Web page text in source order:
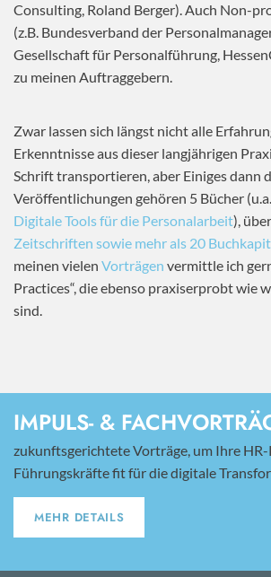
Consulting, Roland Berger). Auch Non-
(z.B. Bundesverband der
Gesellschaft für Personalführung,
zu meinen Auftraggebern.
Zwar lassen sich längst nicht alle
Erkenntnisse aus dieser langjährigen
Schrift transportieren, aber Einiges dann
Veröffentlichungen gehören 5 Bücher (u.a.
Digitale Tools für die Personalarbeit), über
Zeitschriften sowie mehr als 20
meinen vielen Vorträgen vermittle ich
Practices“, die ebenso praxiserprobt wie
sind.
IMPULS- &
zukunftsgerichtete Vorträge, um Ihre
Führungskräfte fit für die digitale
MEHR DETAILS